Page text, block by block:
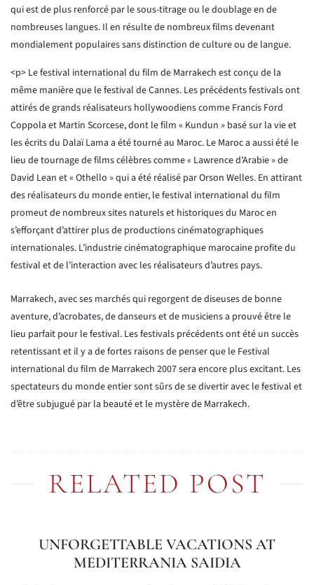
qui est de plus renforcé par le sous-titrage ou le doublage en de
nombreuses langues. Il en résulte de nombreux films devenant
mondialement populaires sans distinction de culture ou de langue.
<p> Le festival international du film de Marrakech est conçu de la
même manière que le festival de Cannes. Les précédents festivals ont
attirés de grands réalisateurs hollywoodiens comme Francis Ford
Coppola et Martin Scorcese, dont le film « Kundun » basé sur la vie et
les écrits du Dalaï Lama a été tourné au Maroc. Le Maroc a aussi été le
lieu de tournage de films célèbres comme « Lawrence d’Arabie » de
David Lean et « Othello » qui a été réalisé par Orson Welles. En attirant
des réalisateurs du monde entier, le festival international du film
promeut de nombreux sites naturels et historiques du Maroc en
s’efforçant d’attirer plus de productions cinématographiques
internationales. L’industrie cinématographique marocaine profite du
festival et de l’interaction avec les réalisateurs d’autres pays.
Marrakech, avec ses marchés qui regorgent de diseuses de bonne
aventure, d’acrobates, de danseurs et de musiciens a prouvé être le
lieu parfait pour le festival. Les festivals précédents ont été un succès
retentissant et il y a de fortes raisons de penser que le Festival
international du film de Marrakech 2007 sera encore plus excitant. Les
spectateurs du monde entier sont sûrs de se divertir avec le festival et
d’être subjugué par la beauté et le mystère de Marrakech.
RELATED POST
UNFORGETTABLE VACATIONS AT
MEDITERRANIA SAIDIA